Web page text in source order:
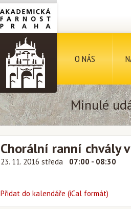
O NÁS
Minulé
Chorální ranní chvály
23. 11. 2016 středa 07:00 - 08:30
Přidat do kalendáře (iCal formát)